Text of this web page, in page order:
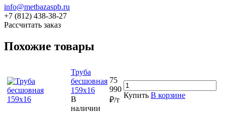
info@metbazaspb.ru
+7 (812) 438-38-27
Рассчитать заказ
Похожие товары
Труба
бесшовная
159х16
В
наличии
75
990
₽/т
Купить В корзине